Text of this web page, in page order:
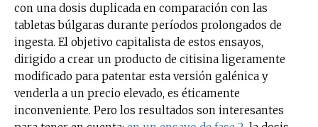
con una dosis duplicada en comparación con las
tabletas búlgaras durante períodos prolongados de
ingesta. El objetivo capitalista de estos ensayos,
dirigido a crear un producto de citisina ligeramente
modificado para patentar esta versión galénica y
venderla a un precio elevado, es éticamente
inconveniente. Pero los resultados son interesantes